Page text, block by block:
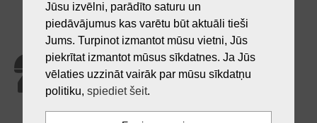
Klientu atbalsts
Jūsu izvēlni, parādīto saturu un
piedāvājumus kas varētu būt aktuāli tieši
Jums. Turpinot izmantot mūsu vietni, Jūs
piekrītat izmantot mūsus sīkdatnes. Ja Jūs
vēlaties uzzināt vairāk par mūsu sīkdatņu
politiku, spiediet šeit.